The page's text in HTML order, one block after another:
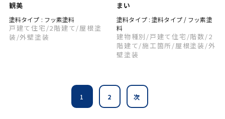
観美
塗料タイプ : フッ素塗料
戸建て住宅 /2階建て/屋根塗
装 /外壁塗装
まい
塗料タイプ : 塗料タイプ / フッ素塗
料
建物種別 /戸建て住宅 /階数/2
階建て/施工箇所 /屋根塗装 /外
壁塗装
1 2 次